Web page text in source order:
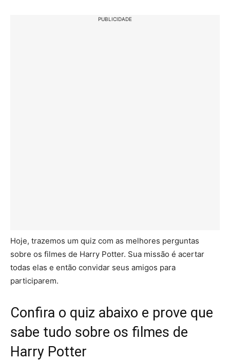
PUBLICIDADE
Hoje, trazemos um quiz com as melhores perguntas
sobre os filmes de Harry Potter. Sua missão é acertar
todas elas e então convidar seus amigos para
participarem.
Confira o quiz abaixo e prove que
sabe tudo sobre os filmes de
Harry Potter